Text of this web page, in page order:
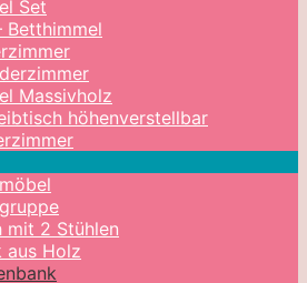
Set
Betthimmel
Massivholz
höhenverstellbar
mit 2 Stühlen
aus Holz